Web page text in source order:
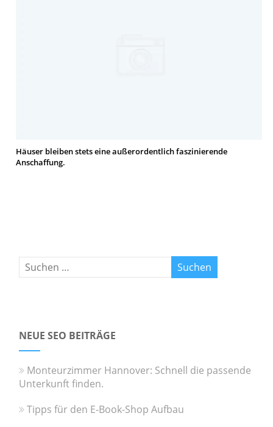
Häuser bleiben stets eine außerordentlich faszinierende
Anschaffung.
NEUE SEO BEITRÄGE
Monteurzimmer Hannover: Schnell die passende
Unterkunft finden.
Tipps für den E-Book-Shop Aufbau